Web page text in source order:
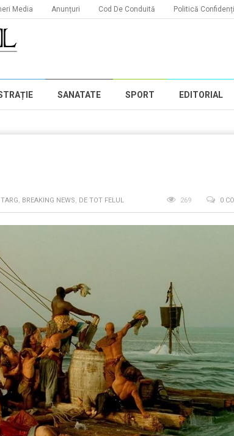
Media Anunțuri Cod De Conduită Politică
SANATATE SPORT EDITORIAL
, BREAKING NEWS, DE TOT FELUL 0
269